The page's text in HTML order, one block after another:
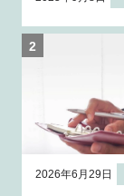
2026年6月29日